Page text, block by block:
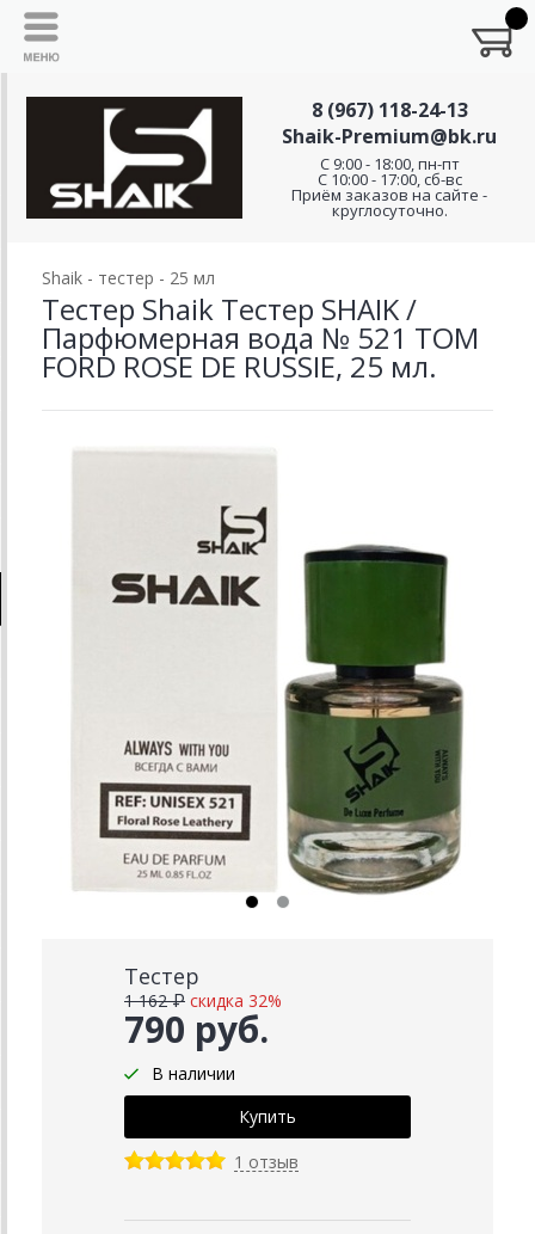
8 (967) 118-24-13
Shaik-Premium@bk.ru
C 9:00 - 18:00, пн-пт
С 10:00 - 17:00, сб-вс
Приём заказов на сайте -
круглосуточно.
Shaik - тестер - 25 мл
Тестер Shaik Тестер SHAIK /
Парфюмерная вода № 521 TOM
FORD ROSE DE RUSSIE, 25 мл.
Тестер
790 руб.
1 162 ₽ скидка 32%
В наличии
1 отзыв